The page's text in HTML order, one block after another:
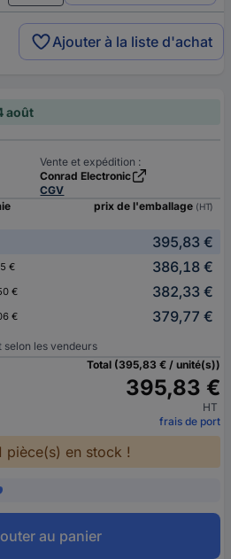
Ajouter à la liste d'achat
août
Vente et expédition :
Conrad Electronic
CGV
prix de l'emballage (HT)
395,83 €
€
386,18 €
€
382,33 €
€ 379,77 €
les vendeurs
Total (395,83 € / unité(s))
395,83 €
HT
frais de port
pièce(s) en stock !
au panier